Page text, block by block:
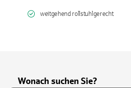
weitgehend rollstuhlgerecht
Wonach suchen Sie?